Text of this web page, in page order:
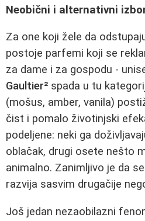
Neobični i alternativni
Za one koji žele da
postoje parfemi koji se
za dame i za gospodu -
Gaultier² spada u tu
(mošus, amber, vanila)
čist i pomalo životinjski
podeljene: neki ga
oblačak, drugi osete nešto
animalno. Zanimljivo je da
razvija sasvim drugačije
Još jedan nezaobilazni